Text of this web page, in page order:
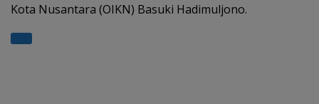
Kota Nusantara (OIKN) Basuki Hadimuljono.